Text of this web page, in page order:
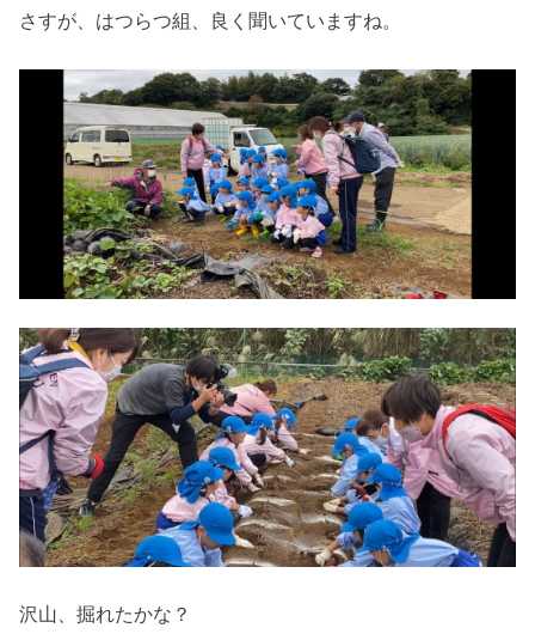
さすが、はつらつ組、良く聞いていますね。
沢山、掘れたかな？